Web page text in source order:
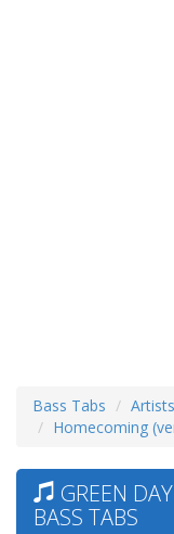
Bass Tabs
Homecoming
GREEN
BASS TABS